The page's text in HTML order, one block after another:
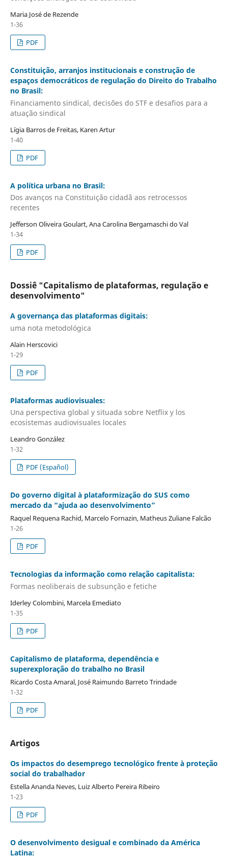
Maria José de Rezende
1-36
PDF
Constituição, arranjos institucionais e construção de
espaços democráticos de regulação do Direito do Trabalho
no Brasil:
Financiamento sindical, decisões do STF e desafios para a
atuação sindical
Lígia Barros de Freitas, Karen Artur
1-40
PDF
A política urbana no Brasil:
Dos avanços na Constituição cidadã aos retrocessos
recentes
Jefferson Oliveira Goulart, Ana Carolina Bergamaschi do Val
1-34
PDF
Dossiê "Capitalismo de plataformas, regulação e
desenvolvimento"
A governança das plataformas digitais:
uma nota metodológica
Alain Herscovici
1-29
PDF
Plataformas audiovisuales:
Una perspectiva global y situada sobre Netflix y los
ecosistemas audiovisuales locales
Leandro González
1-32
PDF (Español)
Do governo digital à plataformização do SUS como
mercado da “ajuda ao desenvolvimento”
Raquel Requena Rachid, Marcelo Fornazin, Matheus Zuliane Falcão
1-26
PDF
Tecnologias da informação como relação capitalista:
Formas neoliberais de subsunção e fetiche
Iderley Colombini, Marcela Emediato
1-35
PDF
Capitalismo de plataforma, dependência e
superexploração do trabalho no Brasil
Ricardo Costa Amaral, José Raimundo Barreto Trindade
1-32
PDF
Artigos
Os impactos do desemprego tecnológico frente à proteção
social do trabalhador
Estella Ananda Neves, Luiz Alberto Pereira Ribeiro
1-23
PDF
O desenvolvimento desigual e combinado da América
Latina: